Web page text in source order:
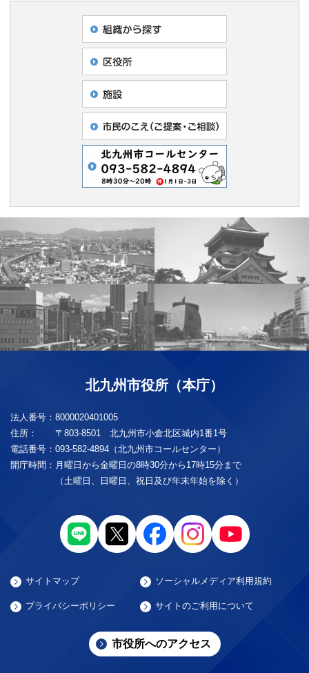
北九州市役所（本庁）
法人番号： 8000020401005
住所：
〒803-8501 北九州市小倉北区城内1番1号
電話番号： 093-582-4894（北九州市コールセンター）
開庁時間： 月曜日から金曜日の8時30分から17時15分まで
（土曜日、日曜日、祝日及び年末年始を除く）
サイトマップ ソーシャルメディア利用規約
プライバシーポリシー サイトのご利用について
市役所へのアクセス